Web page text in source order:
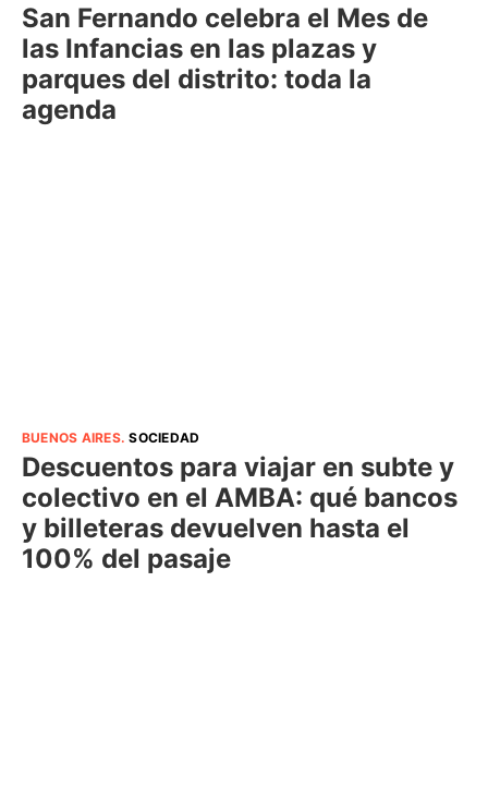
San Fernando celebra el Mes de
las Infancias en las plazas y
parques del distrito: toda la
agenda
BUENOS AIRES.SOCIEDAD
Descuentos para viajar en subte y
colectivo en el AMBA: qué bancos
y billeteras devuelven hasta el
100% del pasaje